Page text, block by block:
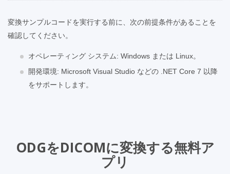
変換サンプルコードを実行する前に、次の前提条件があることを
確認してください。
オペレーティング システム: Windows または Linux。
開発環境: Microsoft Visual Studio などの .NET Core 7 以降
をサポートします。
ODGをDICOMに変換する無料ア
プリ